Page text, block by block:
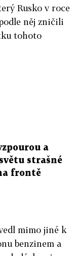
Rusko v roce
něj zničili
tohoto
a
strašné
frontě
mimo jiné k
benzinem a